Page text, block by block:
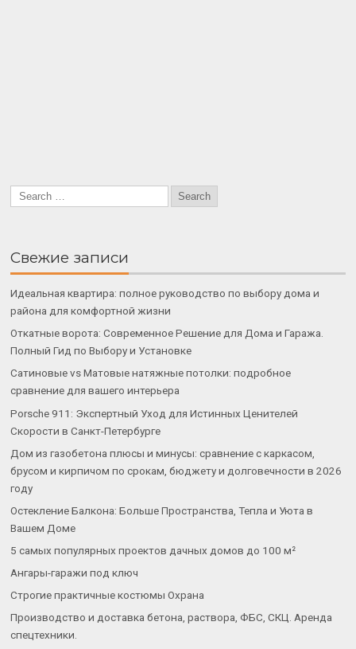
Свежие записи
Идеальная квартира: полное руководство по выбору дома и
района для комфортной жизни
Откатные ворота: Современное Решение для Дома и Гаража.
Полный Гид по Выбору и Установке
Сатиновые vs Матовые натяжные потолки: подробное
сравнение для вашего интерьера
Porsche 911: Экспертный Уход для Истинных Ценителей
Скорости в Санкт-Петербурге
Дом из газобетона плюсы и минусы: сравнение с каркасом,
брусом и кирпичом по срокам, бюджету и долговечности в 2026
году
Остекление Балкона: Больше Пространства, Тепла и Уюта в
Вашем Доме
5 самых популярных проектов дачных домов до 100 м²
Ангары-гаражи под ключ
Строгие практичные костюмы Охрана
Производство и доставка бетона, раствора, ФБС, СКЦ. Аренда
спецтехники.